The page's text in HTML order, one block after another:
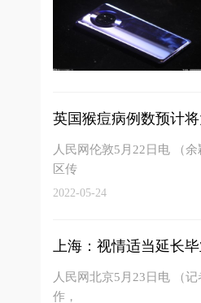
英国猴痘病例数预计
人民网伦敦5月22日电 （
区传
2022-05-24
上海：视情适当延长
人民网北京5月23日电 （
作，